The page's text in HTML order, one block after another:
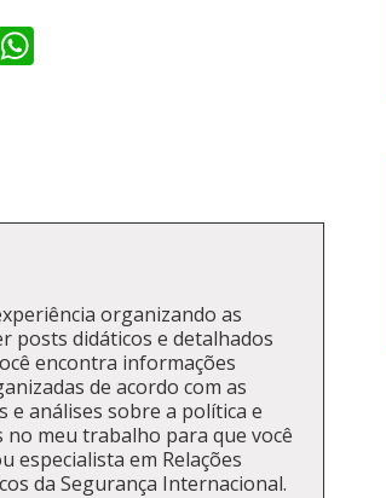
organizando as
posts didáticos e detalhados
encontra informações
de acordo com as
e análises sobre a política e
meu trabalho para que você
especialista em Relações
da Segurança Internacional.